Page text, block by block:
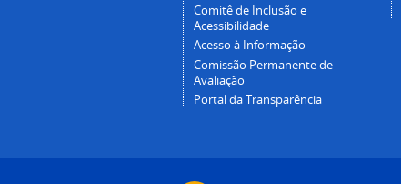
Comitê de Inclusão e
Acessibilidade
Acesso à Informação
Comissão Permanente de
Avaliação
Portal da Transparência